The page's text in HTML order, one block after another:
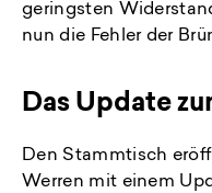
geringsten
nun die Fehler der
Das Update
Den Stammtisch
Werren mit einem